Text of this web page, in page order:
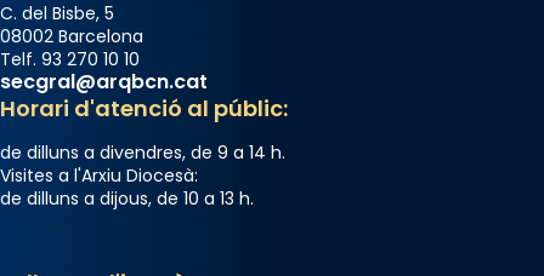
C. del Bisbe, 5
08002 Barcelona
Telf. 93 270 10 10
secgral@arqbcn.cat
Horari d'atenció al públic:
de dilluns a divendres, de 9 a 14 h.
Visites a l'Arxiu Diocesà:
de dilluns a dijous, de 10 a 13 h.